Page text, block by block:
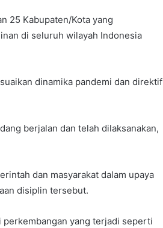
25 Kabupaten/Kota yang
di seluruh wilayah Indonesia
dinamika pandemi dan direktif
berjalan dan telah dilaksanakan,
dan masyarakat dalam upaya
disiplin tersebut.
perkembangan yang terjadi seperti